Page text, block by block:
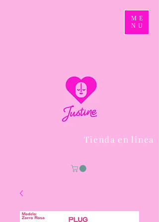
ME
NU
Tienda en linea